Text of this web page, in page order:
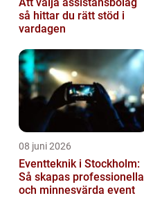
så hittar du rätt stöd i
vardagen
08 juni 2026
Eventteknik i Stockholm:
Så skapas professionella
och minnesvärda event